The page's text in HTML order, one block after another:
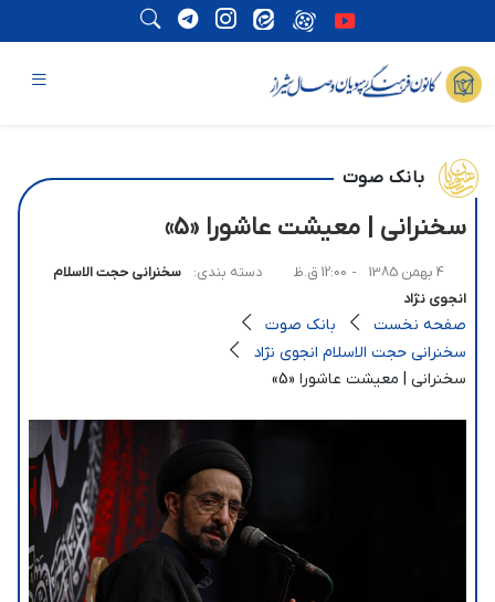
بانک صوت
سخنرانی | معیشت عاشورا «5»
4 بهمن 1385 - 12:00 ق.ظ دسته بندی:
سخنرانی حجت الاسلام
انجوی نژاد
صفحه نخست
بانک صوت
سخنرانی حجت الاسلام انجوی نژاد
سخنرانی | معیشت عاشورا «5»